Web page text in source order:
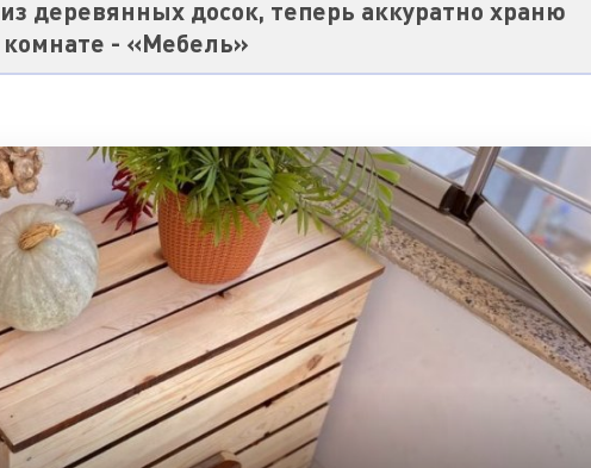
деревянных досок, теперь аккуратно храню
- «Мебель»